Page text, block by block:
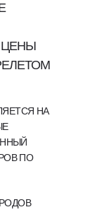
ЦЕНЫ
НА
ПО